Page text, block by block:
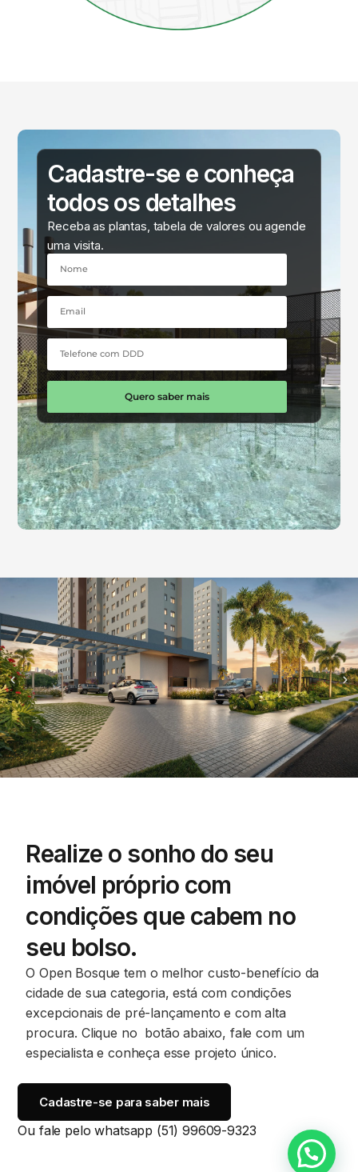
Cadastre-se e conheça
todos os detalhes
Receba as plantas, tabela de valores ou agende
uma visita.
Quero saber mais
Realize o sonho do seu
imóvel próprio com
condições que cabem no
seu bolso.
O Open Bosque tem o melhor custo-benefício da
cidade de sua categoria, está com condições
excepcionais de pré-lançamento e com alta
procura. Clique no botão abaixo, fale com um
especialista e conheça esse projeto único.
Cadastre-se para saber mais
Ou fale pelo whatsapp (51) 99609-9323